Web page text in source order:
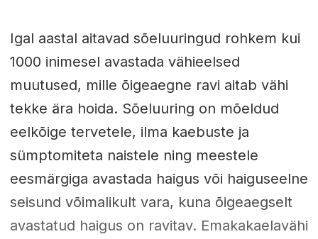
Igal aastal aitavad sõeluuringud rohkem kui
1000 inimesel avastada vähieelsed
muutused, mille õigeaegne ravi aitab vähi
tekke ära hoida. Sõeluuring on mõeldud
eelkõige tervetele, ilma kaebuste ja
sümptomiteta naistele ning meestele
eesmärgiga avastada haigus või haiguseelne
seisund võimalikult vara, kuna õigeaegselt
avastatud haigus on ravitav. Emakakaelavähi